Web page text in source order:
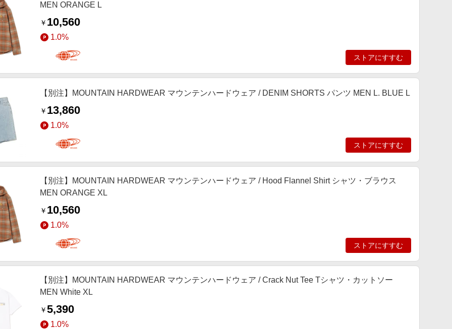
MEN ORANGE L
￥ 10,560
1.0%
ストアにすすむ
【別注】MOUNTAIN HARDWEAR マウンテンハードウェア / DENIM SHORTS パンツ MEN L. BLUE L
￥ 13,860
1.0%
ストアにすすむ
【別注】MOUNTAIN HARDWEAR マウンテンハードウェア / Hood Flannel Shirt シャツ・ブラウス
MEN ORANGE XL
￥ 10,560
1.0%
ストアにすすむ
【別注】MOUNTAIN HARDWEAR マウンテンハードウェア / Crack Nut Tee Tシャツ・カットソー
MEN White XL
￥5,390
1.0%